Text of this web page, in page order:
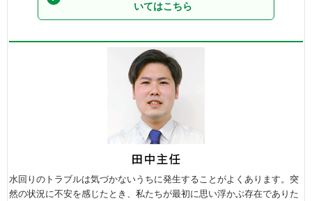
いてはこちら
水回りのトラブルは気づかないうちに発生することがよくあります。突
然の状況に不安を感じたとき、私たちが最初に思い浮かぶ存在でありた